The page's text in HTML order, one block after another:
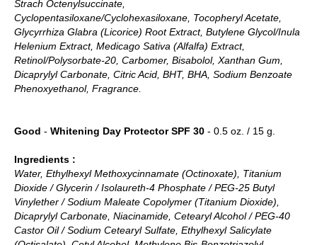
Strach Octenylsuccinate,
Cyclopentasiloxane/Cyclohexasiloxane, Tocopheryl Acetate,
Glycyrrhiza Glabra (Licorice) Root Extract, Butylene Glycol/Inula
Helenium Extract, Medicago Sativa (Alfalfa) Extract,
Retinol/Polysorbate-20, Carbomer, Bisabolol, Xanthan Gum,
Dicaprylyl Carbonate, Citric Acid, BHT, BHA, Sodium Benzoate
Phenoxyethanol, Fragrance.
Good - Whitening Day Protector SPF 30 - 0.5 oz. / 15 g.
Ingredients :
Water, Ethylhexyl Methoxycinnamate (Octinoxate), Titanium
Dioxide / Glycerin / Isolaureth-4 Phosphate / PEG-25 Butyl
Vinylether / Sodium Maleate Copolymer (Titanium Dioxide),
Dicaprylyl Carbonate, Niacinamide, Cetearyl Alcohol / PEG-40
Castor Oil / Sodium Cetearyl Sulfate, Ethylhexyl Salicylate